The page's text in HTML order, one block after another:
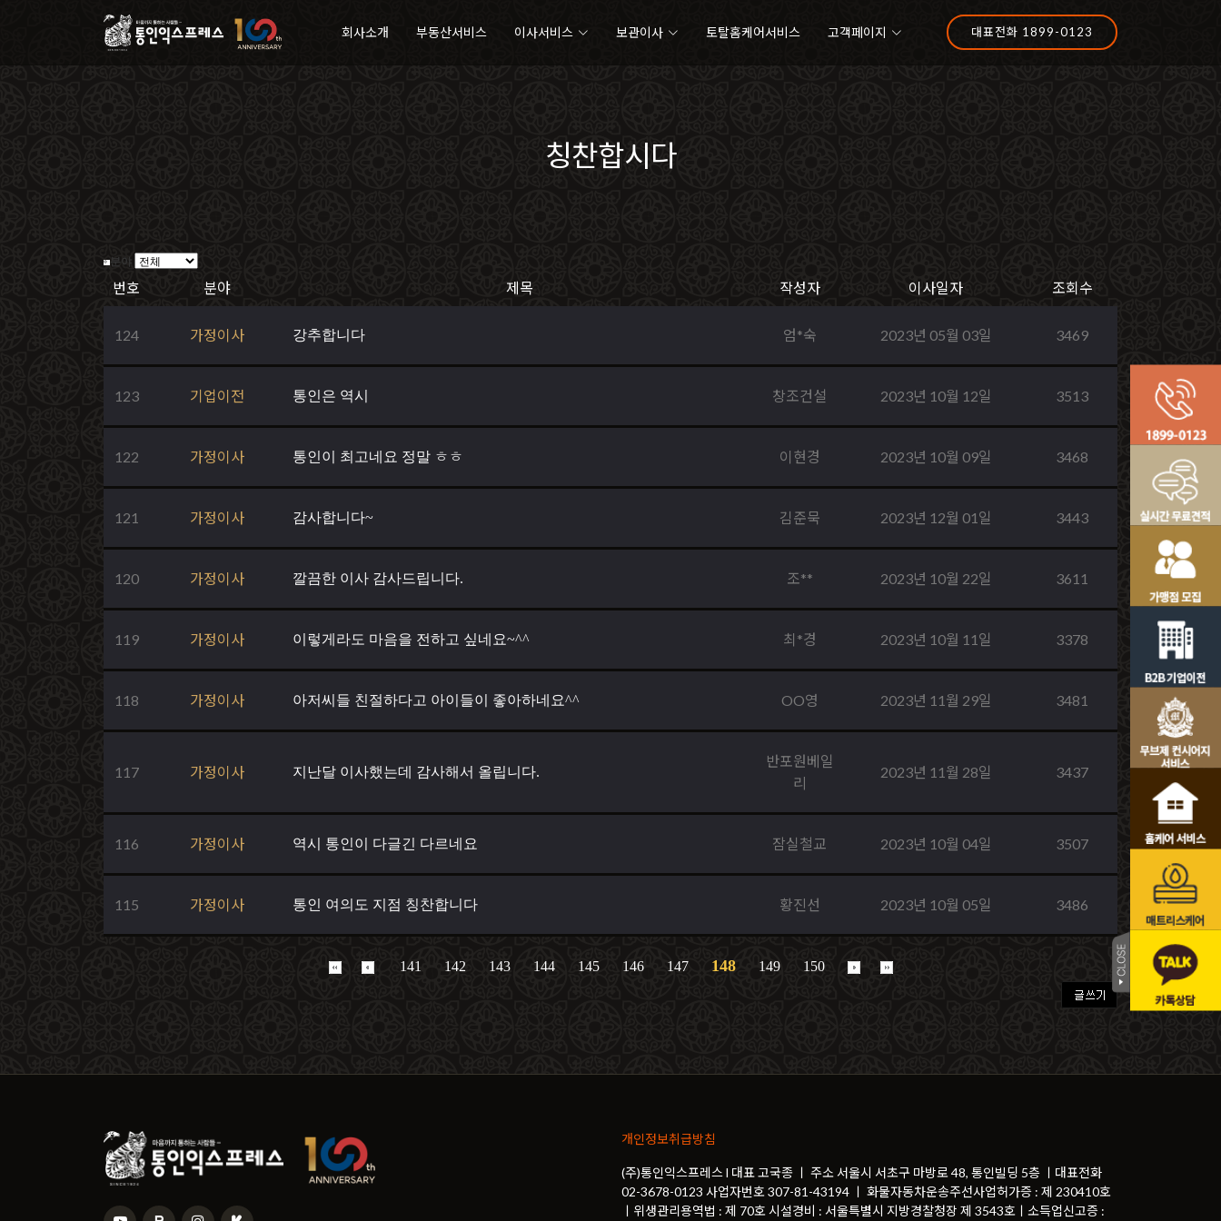
회사소개 부동산서비스 이사서비스 보관이사 토탈홈케어서비스 고객페이지 대표전화 1899-0123
칭찬합시다
분야
번호 분야 제목 작성자 이사일자 조회수
124 가정이사 강추합니다 엄*숙 2023년 05월 03일 3469
123 기업이전 통인은 역시 창조건설 2023년 10월 12일 3513
122 가정이사 통인이 최고네요 정말 ㅎㅎ 이현경 2023년 10월 09일 3468
121 가정이사 감사합니다~ 김준묵 2023년 12월 01일 3443
120 가정이사 깔끔한 이사 감사드립니다. 조** 2023년 10월 22일 3611
119 가정이사 이렇게라도 마음을 전하고 싶네요~^^ 최*경 2023년 10월 11일 3378
118 가정이사 아저씨들 친절하다고 아이들이 좋아하네요^^ OO영 2023년 11월 29일 3481
117 가정이사 지난달 이사했는데 감사해서 올립니다.
반포원베일
리
2023년 11월 28일 3437
116 가정이사 역시 통인이 다글긴 다르네요 잠실철교 2023년 10월 04일 3507
115 가정이사 통인 여의도 지점 칭찬합니다 황진선 2023년 10월 05일 3486
141 142 143 144 145 146 147 148 149 150
개인정보취급방침
(주)통인익스프레스 l 대표 고국종 ㅣ 주소 서울시 서초구 마방로 48, 통인빌딩 5층 ㅣ대표전화
02-3678-0123 사업자번호 307-81-43194 ㅣ 화물자동차운송주선사업허가증 : 제 230410호
ㅣ위생관리용역법 : 제 70호 시설경비 : 서울특별시 지방경찰청장 제 3543호ㅣ소득업신고증 :